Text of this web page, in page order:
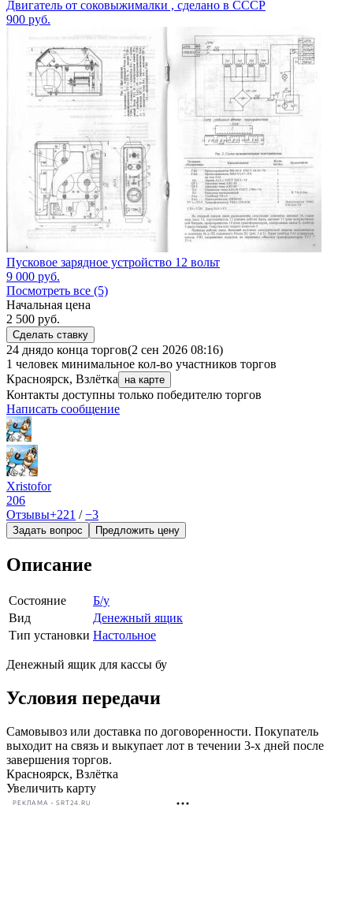
Двигатель от соковыжималки , сделано в СССР
900 руб.
Пусковое зарядное устройство 12 вольт
9 000 руб.
Посмотреть все (5)
Начальная цена
2 500 руб.
Сделать ставку
24 днядо конца торгов(2 сен 2026 08:16)
1 человек минимальное кол-во участников торгов
Красноярск, Взлётка
на карте
Контакты доступны только победителю торгов
Написать сообщение
Xristofor
206
Отзывы+221 /−3
Задать вопрос Предложить цену
Описание
Состояние
Б/у
Вид
Денежный ящик
Тип установки Настольное
Денежный ящик для кассы бу
Условия передачи
Самовывоз или доставка по договоренности. Покупатель
выходит на связь и выкупает лот в течении 3-х дней после
завершения торгов.
Красноярск, Взлётка
Увеличить карту
РЕКЛАМА • SRT24.RU